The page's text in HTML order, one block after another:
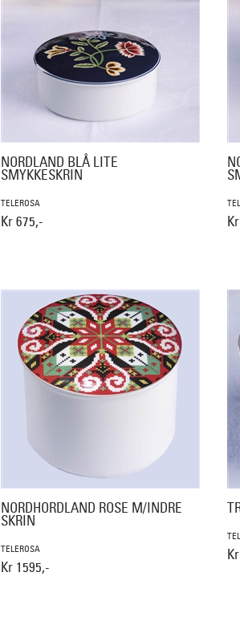
NORDLAND BLÅ LITE
SMYKKESKRIN
TELEROSA
Kr 675,-
NORDHORDLAND ROSE M/INDRE
SKRIN
TELEROSA
Kr 1595,-